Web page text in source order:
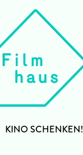
KINO SCHENKEN!